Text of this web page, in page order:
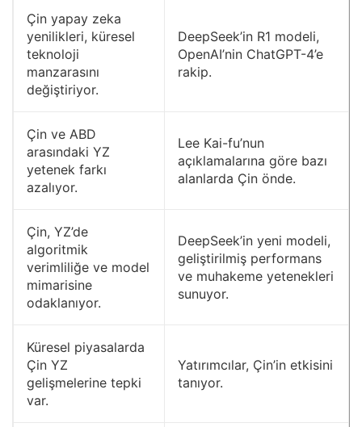
Çin yapay zeka
yenilikleri, küresel
teknoloji
manzarasını
değiştiriyor.
DeepSeek’in R1 modeli,
OpenAI’nin ChatGPT-4’e
rakip.
Çin ve ABD
arasındaki YZ
yetenek farkı
azalıyor.
Lee Kai-fu’nun
açıklamalarına göre bazı
alanlarda Çin önde.
Çin, YZ’de
algoritmik
verimliliğe ve model
mimarisine
odaklanıyor.
DeepSeek’in yeni modeli,
geliştirilmiş performans
ve muhakeme yetenekleri
sunuyor.
Küresel piyasalarda
Çin YZ
gelişmelerine tepki
var.
Yatırımcılar, Çin’in etkisini
tanıyor.